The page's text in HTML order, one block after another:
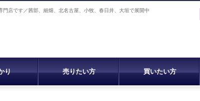
店です／茜部、細畑、北名古屋、小牧、春日井、大垣で展開中
り 売りたい方 買いたい方